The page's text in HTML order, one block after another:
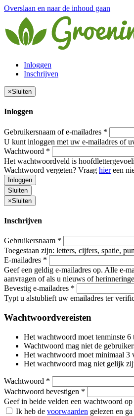
Overslaan en naar de inhoud gaan
Inloggen
Inschrijven
×Sluiten
Inloggen
Gebruikersnaam of e-mailadres *
U kunt inloggen met uw e-mailadres of
Wachtwoord *
Het wachtwoordveld is
Wachtwoord vergeten? Vraag hiereen
Inloggen
Sluiten
×Sluiten
Inschrijven
Gebruikersnaam *
Toegestaan zijn: letters, cijfers, spatie,
E-mailadres *
Geef een geldig e-mailadres op. Alle e-
aanvragen of als u nieuws of
Bevestig e-mailadres *
Typt u alstublieft uw emailadres ter
Wachtwoordvereisten
Het wachtwoord moet tenminste 6
Wachtwoord mag niet de
Het wachtwoord moet minimaal 3
Het wachtwoord mag niet gelijk
Wachtwoord *
Wachtwoord bevestigen *
Geef in beide velden een wachtwoord
Ik heb de voorwaarden gelezen en